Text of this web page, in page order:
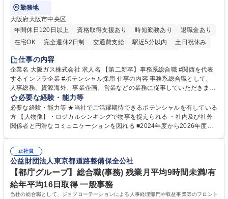
勤務地
大阪府大阪市中央区
年間休日120日以上
資格取得支援あり 時短勤務あり
退職金あり
在宅OK
完全週休2日制 交通費支給 駅近5分以内
土日祝休み
服装自由
第二新卒歓迎
仕事の内容
企業名 大阪ガス株式会社 求人名 【第二新卒】事務系総合職 #関西を代表
するインフラ企業 #ポテンシャル採用 仕事の内容 事務系総合職として、
人事総務、資源海外、事業企画、営業などの業務に従事していただきま
す。 【業務内容の一例】■所属事業部の勤労業務 ■海外に関係する各種業
務 ■営業部門の企画スタッフ、ルート営業 【キャリアパス】入社後の配属
ポジションで一定期間ご活躍頂いた後、本人の適性及び将来のキャリアを
鑑みてジョブローテーションを行います。 【育成】OJTでの現場育成や研
表するインフラ企業 #ポテンシャル採用
必要な経験・能力等
必要な経験・能力等 ★当社でご活躍期待できるポテンシャルを有している
方 【人物像】・ロジカルシンキングで物事を捉えられる ・社内及び社外
関係者と円滑なコミュニケーションを図れる ■2024年度から2026年度ま
72.html ■エネルギーセキュリティの不安定化や気候変動による自然災害の
甚大化など、これまで以上に社会課題解決の重要性が高まっています。
「未来の日常」の創造に向けて持続可能な社会の実現に貢献してまいりま
す。 学歴・資格 学歴：大学院 大学 語学力： 資格：
正社員
公益財団法人東京都道路整備保全公社
【都庁グループ】総合職(事務) 残業月平均9時間未満/有
給年平均16日取得 一般事務
当社の総合職として、ジョブローテーションによる人事経理部門や収益事業等のフロント